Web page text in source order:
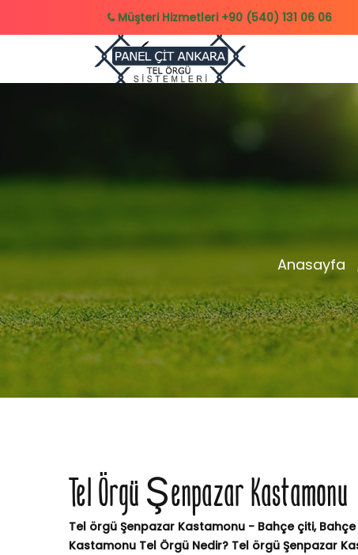
Müşteri Hizmetleri +90 (540) 131 06 06
Anasayfa
Tel Örgü Şenpazar Kastamonu
Tel örgü Şenpazar Kastamonu - Bahçe çiti,
Kastamonu Tel Örgü Nedir? Tel örgü Şenpazar